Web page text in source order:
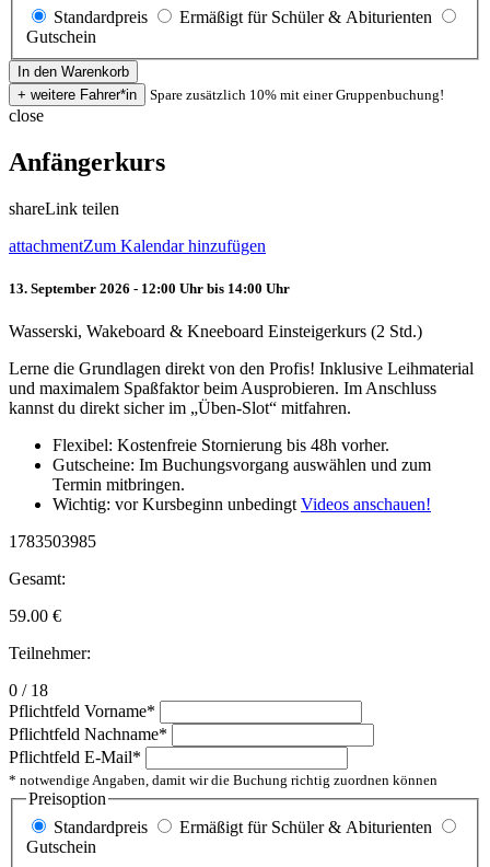
Standardpreis
Ermäßigt für Schüler & Abiturienten
Gutschein
Spare zusätzlich 10% mit einer Gruppenbuchung!
close
Anfängerkurs
shareLink teilen
attachmentZum Kalendar hinzufügen
13. September 2026 - 12:00 Uhr bis 14:00 Uhr
Wasserski, Wakeboard & Kneeboard Einsteigerkurs (2 Std.)
Lerne die Grundlagen direkt von den Profis! Inklusive Leihmaterial
und maximalem Spaßfaktor beim Ausprobieren. Im Anschluss
kannst du direkt sicher im „Üben-Slot“ mitfahren.
Flexibel: Kostenfreie Stornierung bis 48h vorher.
Gutscheine: Im Buchungsvorgang auswählen und zum
Termin mitbringen.
Wichtig: vor Kursbeginn unbedingt Videos anschauen!
1783503985
Gesamt:
59.00 €
Teilnehmer:
0 / 18
Pflichtfeld Vorname*
Pflichtfeld Nachname*
Pflichtfeld E-Mail*
* notwendige Angaben, damit wir die Buchung richtig zuordnen können
Preisoption
Standardpreis
Ermäßigt für Schüler & Abiturienten
Gutschein